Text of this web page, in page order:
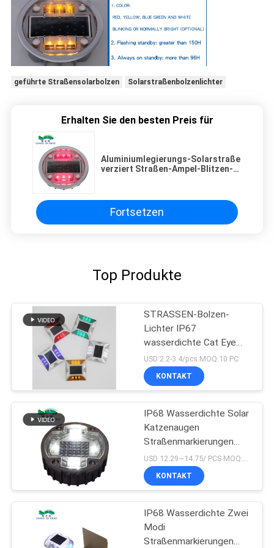
geführte Straßensolarbolzen Solarstraßenbolzenlichter
Erhalten Sie den besten Preis für
Aluminiumlegierungs-Solarstraße
verziert Straßen-Ampel-Blitzen-
Fortsetzen
Top Produkte
STRASSEN-Bolzen-
Lichter IP67
wasserdichte Cat Eye
Road Stud Outdoor Solar
USD 2.2-3.4/pcs MOQ:10 PC
KONTAKT
IP68 Wasserdichte Solar
Katzenaugen
Straßenmarkierungen
1200mAh
USD 12.29~14.75/ PCS MOQ:PC 1
KONTAKT
IP68 Wasserdichte Zwei
Modi
Straßenmarkierungen